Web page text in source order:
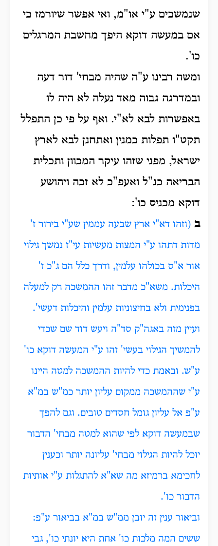
שנמשכים ע"י או"מ, ואי אפשר שיורמז כי
אם במעשה דוקא היפך מחשבת המרגלים
כו'.
ומשה רבינו ע"ה שהיה מבחי' דור דעה
ובמדרגה גבוה מאד נעלה לא היה לו
באפשרות לבא לא"י. ואף על פי כן התפלל
תקט"ו תפלות כמנין ואתחנן לבא לארץ
ישראל, מפני שזהו עיקר המכוון ותכלית
הבריאה כנ"ל ואעפ"כ לא זכה ויהושע
דוקא מכניס כו':
ב (וזהו דא"י ארץ שבעה עממין שע"י בירור ז'
מדות דתהו ע"י המצות מעשיות עי"ז נמשך גילוי
אור א"ס בכולהו עלמין, ודרך כלל הם ג"כ ז'
היכלות. משא"כ מדבר זהו ההמשכה רק למעלה
בפנימית ולא בחיצוניות עלמין והיכלות דעשי'.
ועיין מזה באגה"ק סד"ה ויעש דוד שם שכדי
להמשיך הגילוי בעשי' זהו ע"י המעשה דוקא כו'
ע"ש. ובאמת כדי להיות ההמשכה למטה היינו
ע"י שההמשכה ממקום עליון יותר כמ"ש במ"א
ע"פ אל עליון גומל חסדים טובים. וגם להפך
שבמעשה דוקא לפי שהוא למטה מבחי' הדבור
יוכל להיות הגילוי מבחי' עליונה יותר וכענין
לחכימא ברמיזא מה שא"א להתגלות ע"י אותיות
הדבור כו'.
וביאור ענין זה יובן ממ"ש במ"א בביאור ע"פ:
ששים המה מלכות כו' אחת היא יונתי כו', גבי